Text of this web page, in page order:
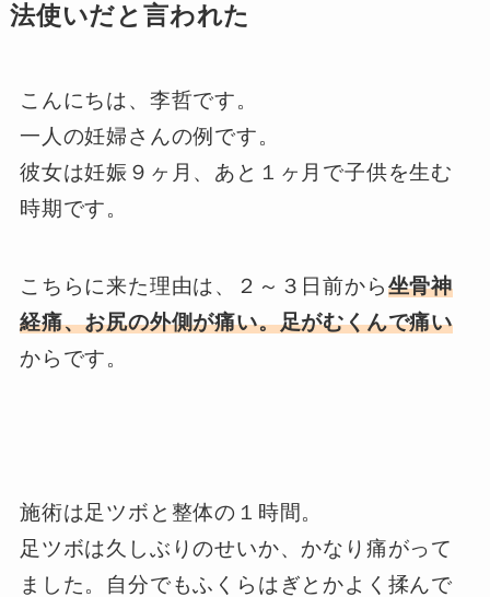
法使いだと言われた
こんにちは、李哲です。
一人の妊婦さんの例です。
彼女は妊娠９ヶ月、あと１ヶ月で子供を生む
時期です。
こちらに来た理由は、２～３日前から坐骨神
経痛、お尻の外側が痛い。足がむくんで痛い
からです。
施術は足ツボと整体の１時間。
足ツボは久しぶりのせいか、かなり痛がって
ました。自分でもふくらはぎとかよく揉んで